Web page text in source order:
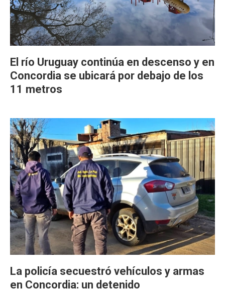
El río Uruguay continúa en descenso y en
Concordia se ubicará por debajo de los
11 metros
La policía secuestró vehículos y armas
en Concordia: un detenido